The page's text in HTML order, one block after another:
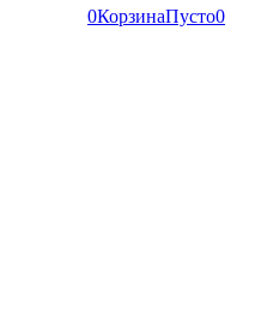
0КорзинаПусто0